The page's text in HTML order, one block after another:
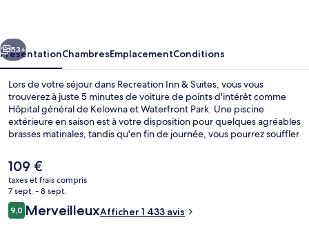
Suivant
53+
PrésentationChambresEmplacementConditions
Lors de votre séjour dans Recreation Inn & Suites, vous vous
trouverez à juste 5 minutes de voiture de points d'intérêt comme
Hôpital général de Kelowna et Waterfront Park. Une piscine
extérieure en saison est à votre disposition pour quelques agréables
brasses matinales, tandis qu'en fin de journée, vous pourrez souffler
trouverez aussi des sites comme Lac Okanagan et Prospera Place. Le
personnel attentionné et les chambres agréables remportent un
franc succès auprès des autres voyageurs.
Le
prix
actuel
est
de
109 €
taxes et frais compris
7 sept. - 8 sept.
Avis
voyageurs
9,09,0 sur 10
MerveilleuxAfficher 1 433 avis